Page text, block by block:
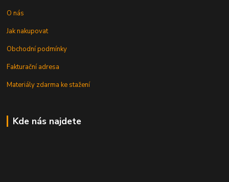
O nás
Jak nakupovat
Obchodní podmínky
Fakturační adresa
Materiály zdarma ke stažení
Kde nás najdete